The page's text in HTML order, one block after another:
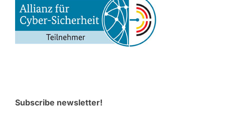
Subscribe newsletter!